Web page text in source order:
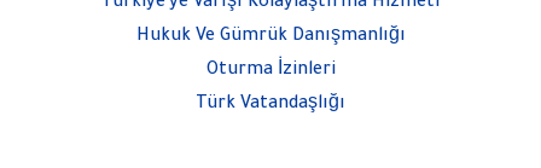
Hukuk Ve Gümrük Danışmanlığı
Oturma İzinleri
Türk Vatandaşlığı